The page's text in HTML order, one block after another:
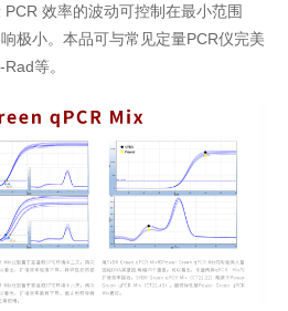
效率的波动可控制在最小范围
极小。本品可与常见定量PCR仪完美
等。